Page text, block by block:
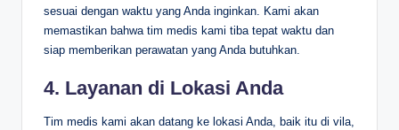
sesuai dengan waktu yang Anda inginkan. Kami akan
memastikan bahwa tim medis kami tiba tepat waktu dan
siap memberikan perawatan yang Anda butuhkan.
4. Layanan di Lokasi Anda
Tim medis kami akan datang ke lokasi Anda, baik itu di vila,